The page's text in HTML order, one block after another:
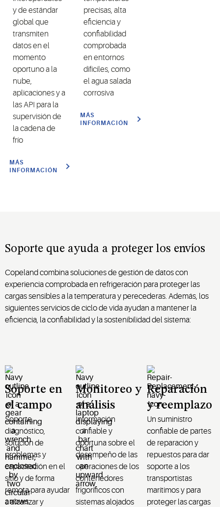
y de estándar
global que
transmiten
datos en el
momento
oportuno a la
nube,
aplicaciones y a
las API para la
supervisión de
la cadena de
frío
MÁS
INFORMACIÓN
precisas, alta
eficiencia y
confiabilidad
comprobada
en entornos
difíciles, como
el agua salada
corrosiva
MÁS
INFORMACIÓN
Soporte que ayuda a proteger los envíos
Copeland combina soluciones de gestión de datos con
experiencia comprobada en refrigeración para proteger las
cargas sensibles a la temperatura y perecederas. Además, los
siguientes servicios de ciclo de vida ayudan a mantener la
eficiencia, la confiabilidad y la sostenibilidad del sistema:
Soporte en
el campo
Soporte,
diagnóstico,
solución de
problemas y
capacitación en el
sitio y de forma
remota para ayudar
a alcanzar y
Monitoreo y
análisis
Información
confiable y
oportuna sobre el
desempeño de las
operaciones de los
contenedores
frigoríficos con
sistemas alojados
Reparación
y reemplazo
Un suministro
confiable de partes
de reparación y
repuestos para dar
soporte a los
transportistas
marítimos y para
proteger las cargas